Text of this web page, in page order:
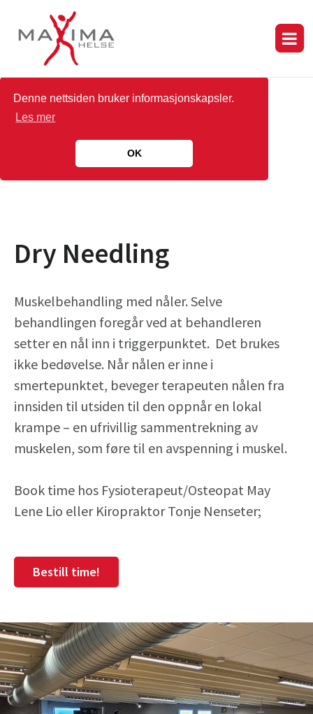
Denne nettsiden bruker informasjonskapsler.
Les mer
OK
Dry Needling
Muskelbehandling med nåler. Selve
behandlingen foregår ved at behandleren
setter en nål inn i triggerpunktet. Det brukes
ikke bedøvelse. Når nålen er inne i
smertepunktet, beveger terapeuten nålen fra
innsiden til utsiden til den oppnår en lokal
krampe – en ufrivillig sammentrekning av
muskelen, som føre til en avspenning i muskel.
Book time hos Fysioterapeut/Osteopat May
Lene Lio eller Kiropraktor Tonje Nenseter;
Bestill time!